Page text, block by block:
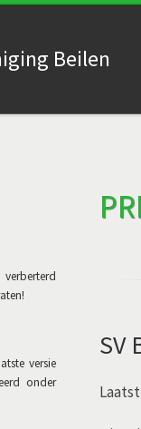
Beilen
SV
verberterd
versie
onder